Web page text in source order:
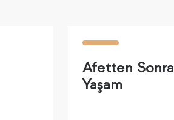
Afetten Sonra
Yaşam